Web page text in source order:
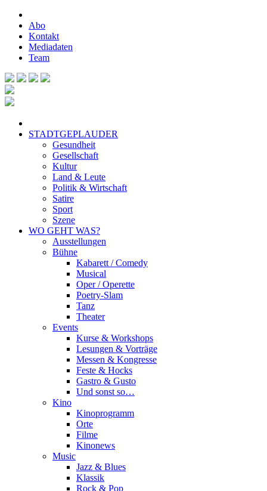
Abo
Kontakt
Mediadaten
Team
STADTGEPLAUDER
Gesundheit
Gesellschaft
Kultur
Land & Leute
Politik & Wirtschaft
Satire
Sport
Szene
WO GEHT WAS?
Ausstellungen
Bühne
Kabarett / Comedy
Musical
Oper / Operette
Poetry-Slam
Tanz
Theater
Events
Kurse & Workshops
Lesungen & Vorträge
Messen & Kongresse
Feste & Hocks
Gastro & Gusto
Und sonst so…
Kino
Kinoprogramm
Orte
Filme
Kinonews
Music
Jazz & Blues
Klassik
Rock & Pop